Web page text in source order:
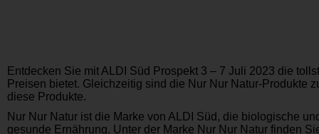
Entdecken Sie mit ALDI Süd Prospekt 3 – 7 Juli 2023 die
Preisen bietet. Gleichzeitig sind die Nur Nur Natur-Produkte
diese Produkte.
Nur Nur Natur ist die Marke von ALDI Süd, die biologische
gesunde Ernährung. Unter der Marke Nur Nur Natur finden